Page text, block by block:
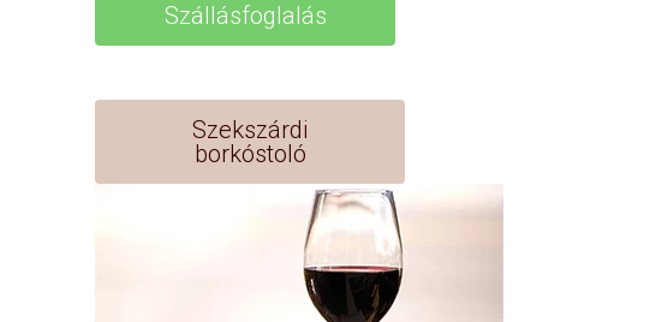
Szállásfoglalás
Szekszárdi
borkóstoló